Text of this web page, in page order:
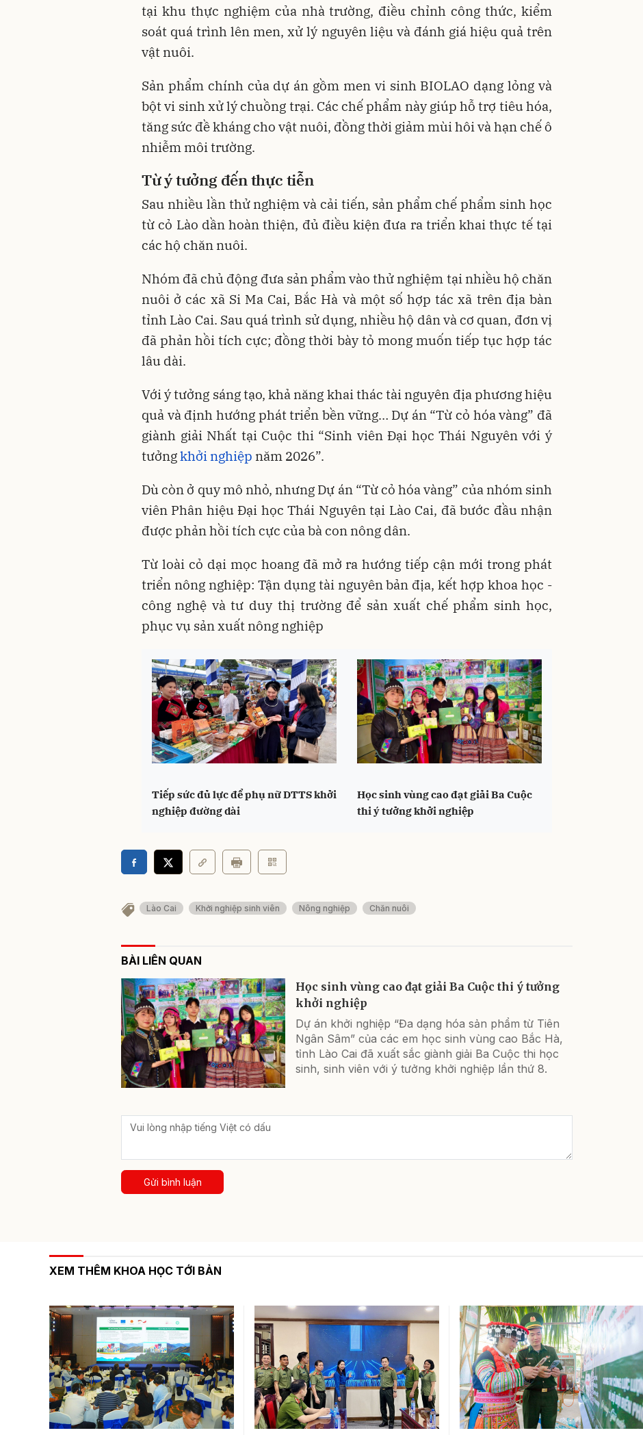
tại khu thực nghiệm của nhà trường, điều chỉnh công thức, kiểm
soát quá trình lên men, xử lý nguyên liệu và đánh giá hiệu quả trên
vật nuôi.
Sản phẩm chính của dự án gồm men vi sinh BIOLAO dạng lỏng và
bột vi sinh xử lý chuồng trại. Các chế phẩm này giúp hỗ trợ tiêu hóa,
tăng sức đề kháng cho vật nuôi, đồng thời giảm mùi hôi và hạn chế ô
nhiễm môi trường.
Từ ý tưởng đến thực tiễn
Sau nhiều lần thử nghiệm và cải tiến, sản phẩm chế phẩm sinh học
từ cỏ Lào dần hoàn thiện, đủ điều kiện đưa ra triển khai thực tế tại
các hộ chăn nuôi.
Nhóm đã chủ động đưa sản phẩm vào thử nghiệm tại nhiều hộ chăn
nuôi ở các xã Si Ma Cai, Bắc Hà và một số hợp tác xã trên địa bàn
tỉnh Lào Cai. Sau quá trình sử dụng, nhiều hộ dân và cơ quan, đơn vị
đã phản hồi tích cực; đồng thời bày tỏ mong muốn tiếp tục hợp tác
lâu dài.
Với ý tưởng sáng tạo, khả năng khai thác tài nguyên địa phương hiệu
quả và định hướng phát triển bền vững… Dự án “Từ cỏ hóa vàng” đã
giành giải Nhất tại Cuộc thi “Sinh viên Đại học Thái Nguyên với ý
tưởngkhởi nghiệp năm 2026”.
Dù còn ở quy mô nhỏ, nhưng Dự án “Từ cỏ hóa vàng” của nhóm sinh
viên Phân hiệu Đại học Thái Nguyên tại Lào Cai, đã bước đầu nhận
được phản hồi tích cực của bà con nông dân.
Từ loài cỏ dại mọc hoang đã mở ra hướng tiếp cận mới trong phát
triển nông nghiệp: Tận dụng tài nguyên bản địa, kết hợp khoa học -
công nghệ và tư duy thị trường để sản xuất chế phẩm sinh học,
phục vụ sản xuất nông nghiệp
Tiếp sức đủ lực để phụ nữ DTTS khởi
nghiệp đường dài
Học sinh vùng cao đạt giải Ba Cuộc
thi ý tưởng khởi nghiệp
Lào Cai Khởi nghiệp sinh viên Nông nghiệp Chăn nuôi
BÀI LIÊN QUAN
Học sinh vùng cao đạt giải Ba Cuộc thi ý tưởng
khởi nghiệp
Dự án khởi nghiệp “Đa dạng hóa sản phẩm từ Tiên
Ngân Sâm” của các em học sinh vùng cao Bắc Hà,
tỉnh Lào Cai đã xuất sắc giành giải Ba Cuộc thi học
sinh, sinh viên với ý tưởng khởi nghiệp lần thứ 8.
Gửi bình luận
XEM THÊM KHOA HỌC TỚI BẢN